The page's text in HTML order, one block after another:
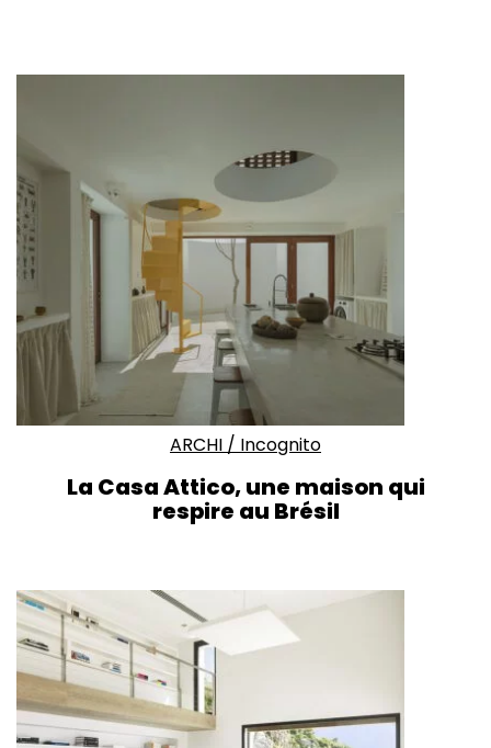
ARCHI / Incognito
La Casa Attico, une maison qui
respire au Brésil